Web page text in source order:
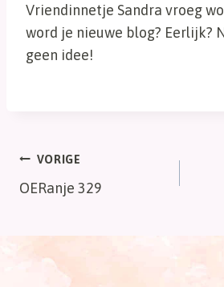
Vriendinnetje Sandra vroeg
word je nieuwe blog? Eerlijk?
geen idee!
Bericht
navigatie
VORIGE
OERanje 329